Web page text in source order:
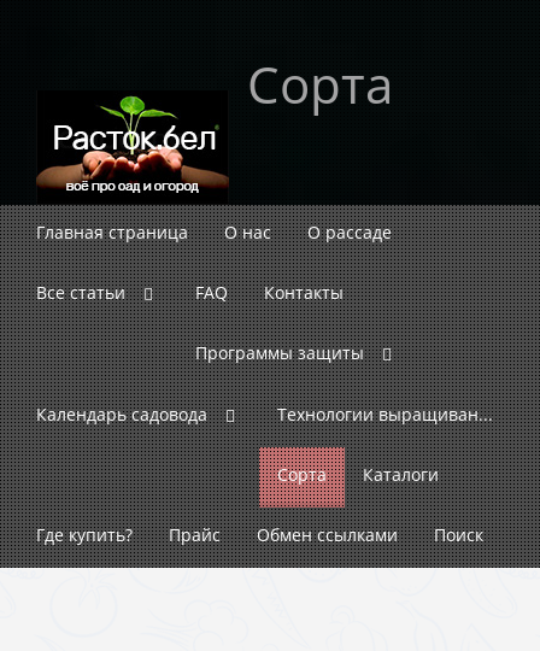
Сорта
Главная страница О нас О рассаде
Все статьи FAQ Контакты
Программы защиты
Календарь садовода Технологии выращиван...
Сорта Каталоги
Где купить? Прайс Обмен ссылками Поиск